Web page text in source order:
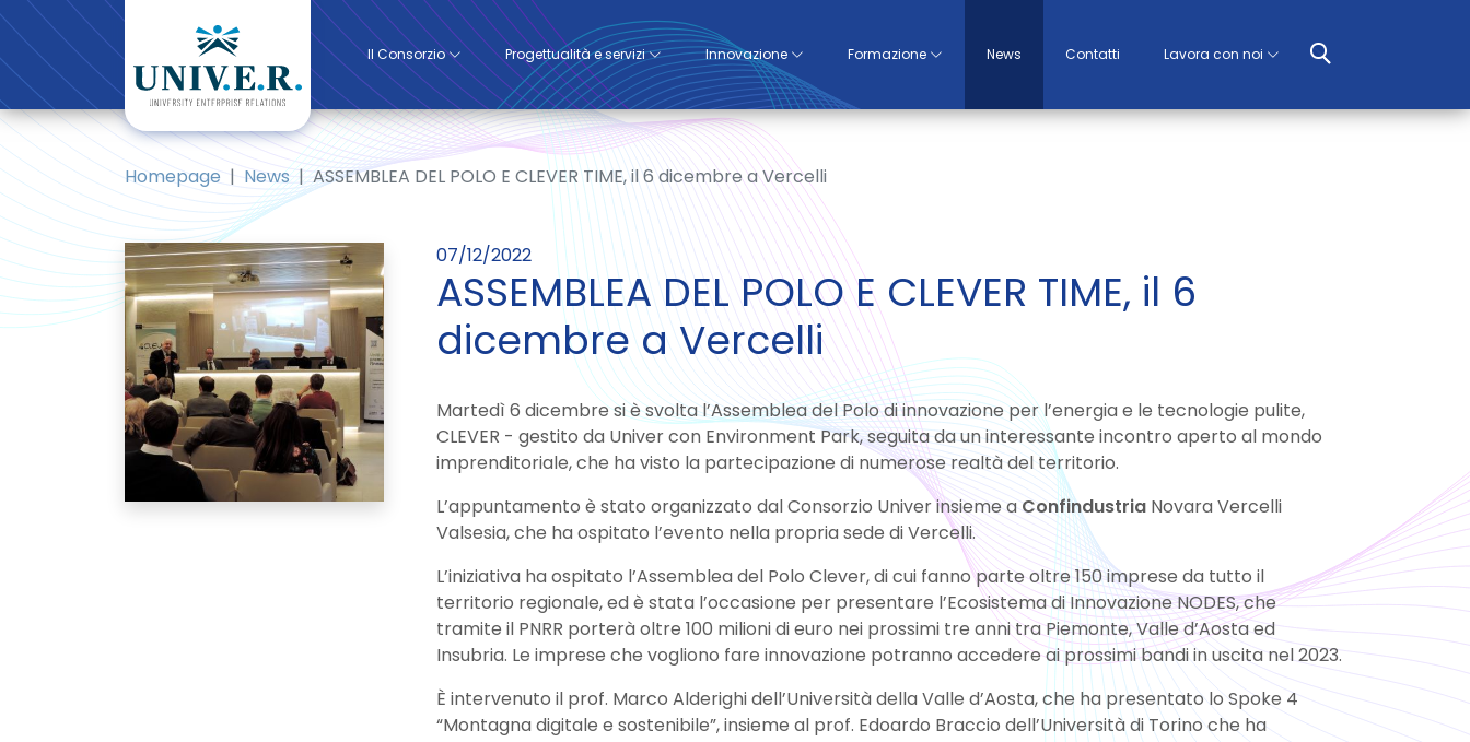
Il Consorzio Progettualità e servizi Innovazione Formazione News Contatti Lavora con noi
Homepage News ASSEMBLEA DEL POLO E CLEVER TIME, il 6 dicembre a Vercelli
07/12/2022
ASSEMBLEA DEL POLO E CLEVER TIME, il 6
dicembre a Vercelli
Martedì 6 dicembre si è svolta l’Assemblea del Polo di innovazione per l’energia e le tecnologie pulite,
CLEVER - gestito da Univer con Environment Park, seguita da un interessante incontro aperto al mondo
imprenditoriale, che ha visto la partecipazione di numerose realtà del territorio.
L’appuntamento è stato organizzato dal Consorzio Univer insieme a Confindustria Novara Vercelli
Valsesia, che ha ospitato l’evento nella propria sede di Vercelli.
L’iniziativa ha ospitato l’Assemblea del Polo Clever, di cui fanno parte oltre 150 imprese da tutto il
territorio regionale, ed è stata l’occasione per presentare l’Ecosistema di Innovazione NODES, che
tramite il PNRR porterà oltre 100 milioni di euro nei prossimi tre anni tra Piemonte, Valle d’Aosta ed
Insubria. Le imprese che vogliono fare innovazione potranno accedere ai prossimi bandi in uscita nel 2023.
È intervenuto il prof. Marco Alderighi dell’Università della Valle d’Aosta, che ha presentato lo Spoke 4
“Montagna digitale e sostenibile”, insieme al prof. Edoardo Braccio dell’Università di Torino che ha